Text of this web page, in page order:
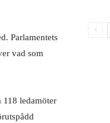
Parlamentets
vad som
118 ledamöter